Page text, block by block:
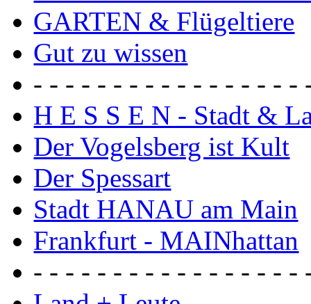
GARTEN & Flügeltiere
Gut zu wissen
- - - - - - - - - - - - - - - - -
H E S S E N - Stadt &
Der Vogelsberg ist Kult
Der Spessart
Stadt HANAU am Main
Frankfurt - MAINhattan
- - - - - - - - - - - - - - - - -